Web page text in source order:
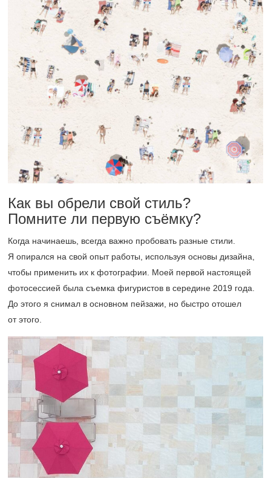
Как вы обрели свой стиль?
Помните ли первую съёмку?
Когда начинаешь, всегда важно пробовать разные стили.
Я опирался на свой опыт работы, используя основы дизайна,
чтобы применить их к фотографии. Моей первой настоящей
фотосессией была съемка фигуристов в середине 2019 года.
До этого я снимал в основном пейзажи, но быстро отошел
от этого.